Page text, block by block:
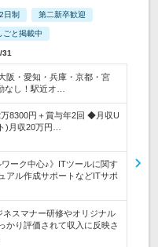
日制 第二新卒歓迎
ごと掲載中
阪・愛知・兵庫・京都・宮
なし！駅近オ…
8300円＋賞与年2回 ◆月収U
)月収20万円…
ーク中心♪》ITツールに関す
アル作成サポートなどITサポ
スマナー研修やオリジナル
り評価されて収入に反映さ